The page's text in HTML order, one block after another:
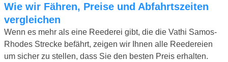
Wie wir Fähren, Preise und Abfahrtszeiten
vergleichen
Wenn es mehr als eine Reederei gibt, die die Vathi Samos-
Rhodes Strecke befährt, zeigen wir Ihnen alle Reedereien
um sicher zu stellen, dass Sie den besten Preis erhalten.